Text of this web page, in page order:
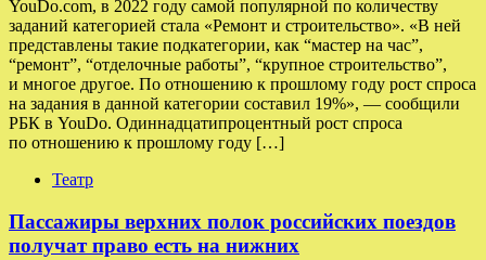
YouDo.com, в 2022 году самой популярной по количеству
заданий категорией стала «Ремонт и строительство». «В ней
представлены такие подкатегории, как “мастер на час”,
“ремонт”, “отделочные работы”, “крупное строительство”,
и многое другое. По отношению к прошлому году рост спроса
на задания в данной категории составил 19%», — сообщили
РБК в YouDo. Одиннадцатипроцентный рост спроса
по отношению к прошлому году […]
Театр
Пассажиры верхних полок российских поездов
получат право есть на нижних